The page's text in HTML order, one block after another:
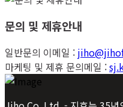
문의 및 제휴안내
일반문의 이메일 :
마케팅 및 제휴 문의메일 :